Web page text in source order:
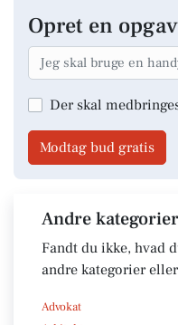
Opret en
Der skal
Modtag bud gratis
Andre kategorier
Fandt du ikke, hvad
andre kategorier
Advokat